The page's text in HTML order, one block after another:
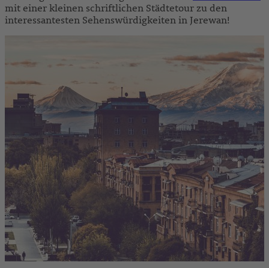
mit einer kleinen schriftlichen Städtetour zu den
interessantesten Sehenswürdigkeiten in Jerewan!